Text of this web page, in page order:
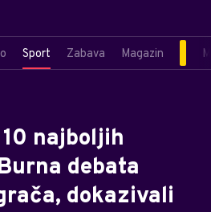
Sport Zabava Magazin
najboljih
debata
dokazivali